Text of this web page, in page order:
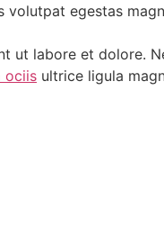
volutpat egestas
ut labore et dolore.
ociis ultrice ligula